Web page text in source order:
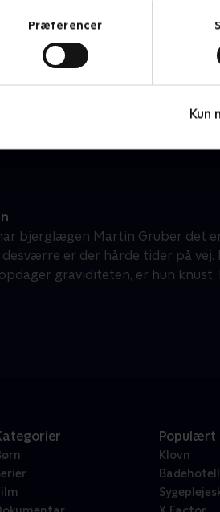
Præferencer
Kun
bjerglægen Martin Gruber det
er der hårde tider på
graviditeten, er hun knust.
Populært
Klovn